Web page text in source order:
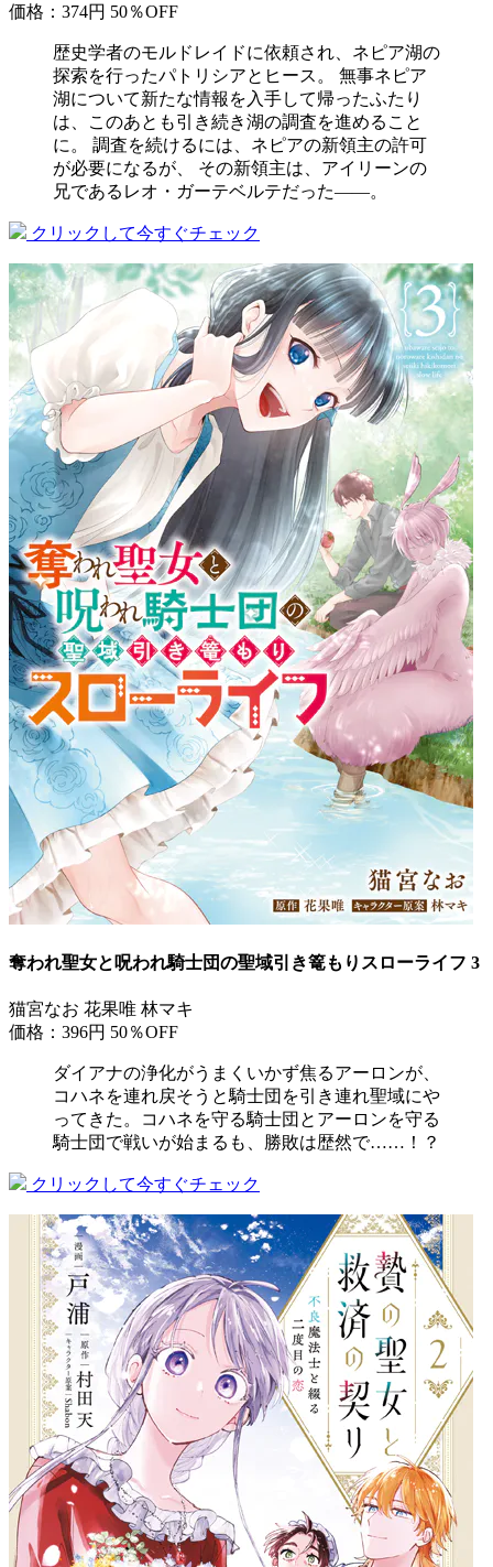
価格：374円 50％OFF
歴史学者のモルドレイドに依頼され、ネピア湖の
探索を行ったパトリシアとヒース。 無事ネピア
湖について新たな情報を入手して帰ったふたり
は、このあとも引き続き湖の調査を進めること
に。 調査を続けるには、ネピアの新領主の許可
が必要になるが、 その新領主は、アイリーンの
兄であるレオ・ガーテベルテだった――。
クリックして今すぐチェック
奪われ聖女と呪われ騎士団の聖域引き篭もりスローライフ 3
猫宮なお 花果唯 林マキ
価格：396円 50％OFF
ダイアナの浄化がうまくいかず焦るアーロンが、
コハネを連れ戻そうと騎士団を引き連れ聖域にや
ってきた。コハネを守る騎士団とアーロンを守る
騎士団で戦いが始まるも、勝敗は歴然で……！？
クリックして今すぐチェック